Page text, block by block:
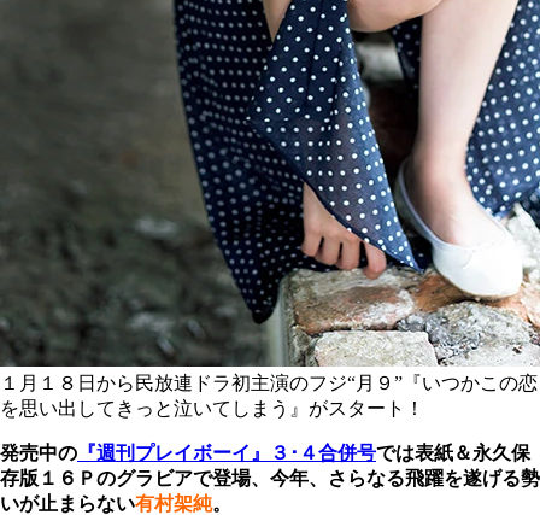
１月１８日から民放連ドラ初主演のフジ“月９”『いつかこの恋
を思い出してきっと泣いてしまう』がスタート！
発売中の 『週刊プレイボーイ』３･４合併号では表紙＆永久保
存版１６Ｐのグラビアで登場、 今年、さらなる飛躍を遂げる勢
いが止まらない有村架純。